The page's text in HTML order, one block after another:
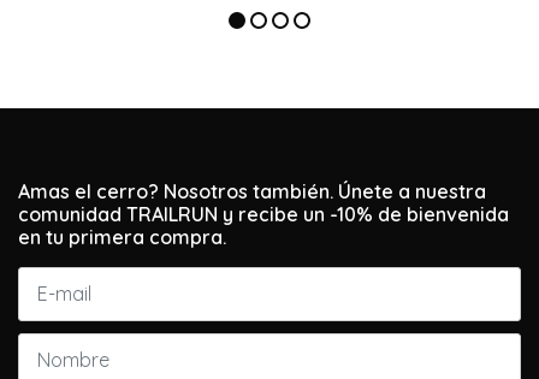
Amas el cerro? Nosotros también. Únete a nuestra
comunidad TRAILRUN y recibe un -10% de bienvenida
en tu primera compra.